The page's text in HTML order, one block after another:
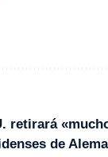
retirará
de